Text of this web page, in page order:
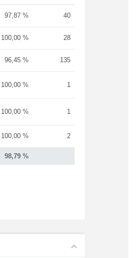
98,79 %
97,87 % 40
100,00 % 28
96,45 % 135
100,00 % 1
100,00 % 1
100,00 % 2